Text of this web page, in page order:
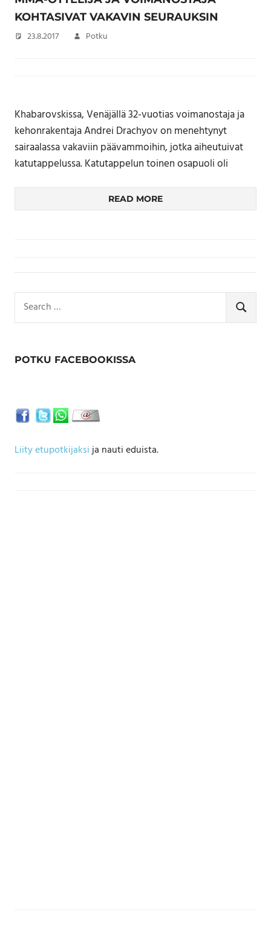
KOHTASIVAT VAKAVIN SEURAUKSIN
23.8.2017 Potku
Khabarovskissa, Venäjällä 32-vuotias voimanostaja ja
kehonrakentaja Andrei Drachyov on menehtynyt
sairaalassa vakaviin päävammoihin, jotka aiheutuivat
katutappelussa. Katutappelun toinen osapuoli oli
READ MORE
Search
for:
SEARCH
POTKU FACEBOOKISSA
Liity etupotkijaksija nauti eduista.